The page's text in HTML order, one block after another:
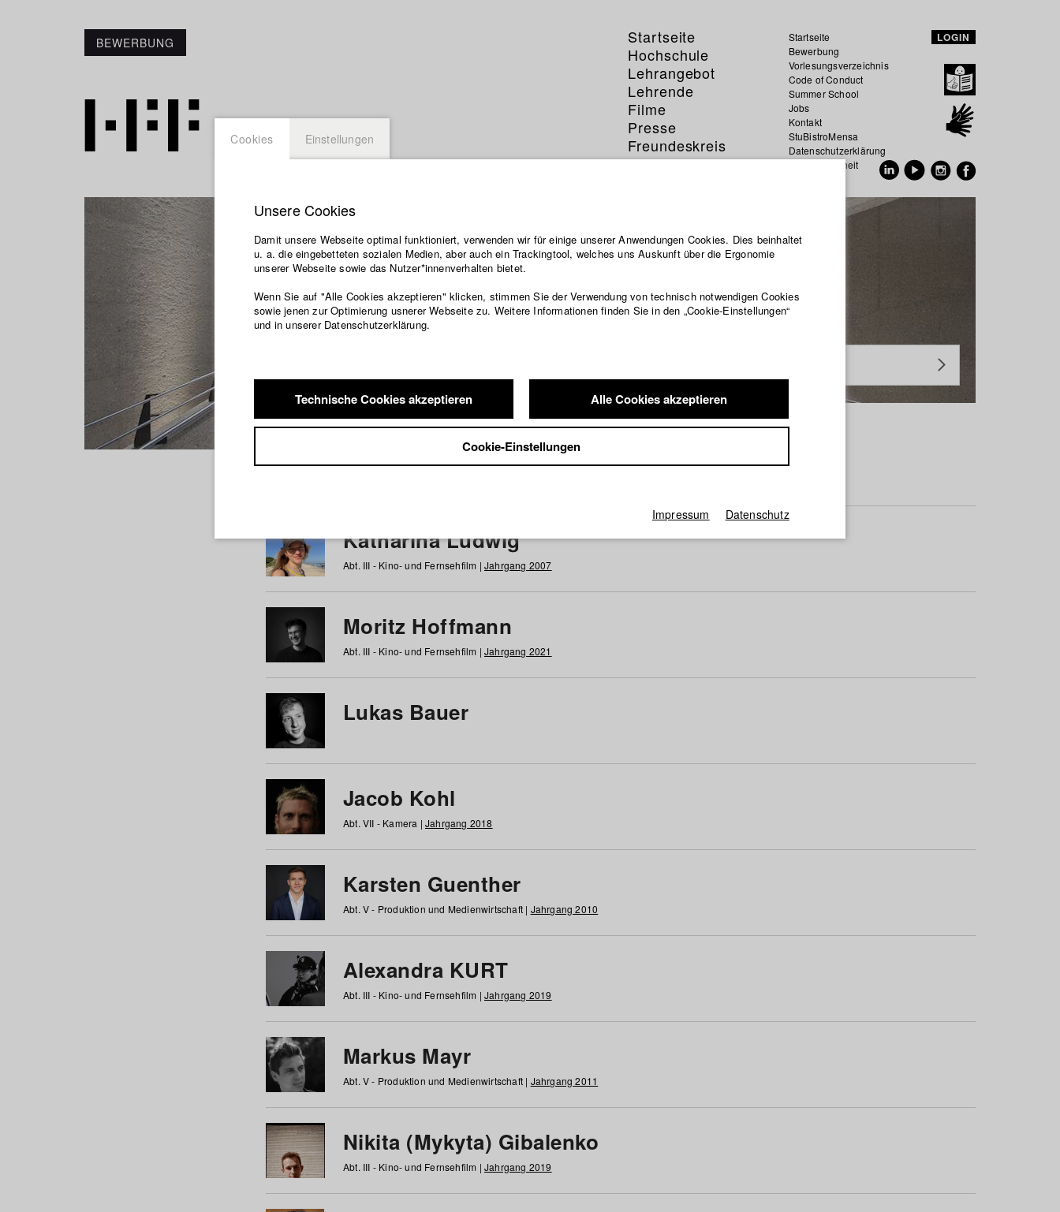
BEWERBUNG
Startseite
Hochschule
Lehrangebot
Lehrende
Filme
Presse
Freundeskreis
Service
Startseite
Bewerbung
Vorlesungsverzeichnis
Code of Conduct
Summer School
Jobs
Kontakt
StuBistroMensa
Datenschutzerklärung
Datensicherheit
LOGIN
Studierende / Alumni
a b c d e f g h i j k l m n o p q r s t u v w x y z Alle
Katharina Ludwig
Abt. III - Kino- und Fernsehfilm | Jahrgang 2007
Moritz Hoffmann
Abt. III - Kino- und Fernsehfilm | Jahrgang 2021
Lukas Bauer
Jacob Kohl
Abt. VII - Kamera | Jahrgang 2018
Karsten Guenther
Abt. V - Produktion und Medienwirtschaft | Jahrgang 2010
Alexandra KURT
Abt. III - Kino- und Fernsehfilm | Jahrgang 2019
Markus Mayr
Abt. V - Produktion und Medienwirtschaft | Jahrgang 2011
Nikita (Mykyta) Gibalenko
Abt. III - Kino- und Fernsehfilm | Jahrgang 2019
Cookies Einstellungen
Unsere Cookies
Damit unsere Webseite optimal funktioniert, verwenden wir für einige unserer Anwendungen Cookies. Dies beinhaltet
u. a. die eingebetteten sozialen Medien, aber auch ein Trackingtool, welches uns Auskunft über die Ergonomie
unserer Webseite sowie das Nutzer*innenverhalten bietet.
Wenn Sie auf "Alle Cookies akzeptieren" klicken, stimmen Sie der Verwendung von technisch notwendigen Cookies
sowie jenen zur Optimierung usnerer Webseite zu. Weitere Informationen finden Sie in den „Cookie-Einstellungen“
und in unserer Datenschutzerklärung.
Technische Cookies akzeptieren Alle Cookies akzeptieren
Cookie-Einstellungen
Impressum Datenschutz